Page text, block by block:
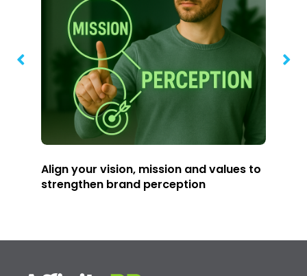
Align your vision, mission and values to
strengthen brand perception